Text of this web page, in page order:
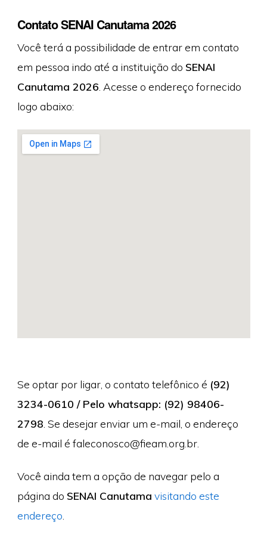
Contato SENAI Canutama 2026
Você terá a possibilidade de entrar em contato
em pessoa indo até a instituição do SENAI
Canutama 2026 . Acesse o endereço fornecido
logo abaixo:
Se optar por ligar, o contato telefônico é (92)
3234-0610 / Pelo whatsapp: (92) 98406-
2798 . Se desejar enviar um e-mail, o endereço
de e-mail é faleconosco@fieam.org.br.
Você ainda tem a opção de navegar pelo a
página do SENAI Canutama visitando este
endereço